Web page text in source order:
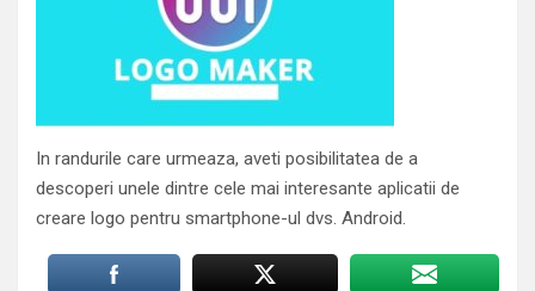
In randurile care urmeaza, aveti posibilitatea de a
descoperi unele dintre cele mai interesante aplicatii de
creare logo pentru smartphone-ul dvs. Android.